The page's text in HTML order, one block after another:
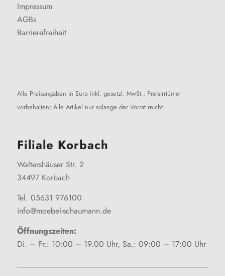
Impressum
AGBs
Barrierefreiheit
Alle Preisangaben in Euro inkl. gesetzl. MwSt.; Preisirrtümer
vorbehalten; Alle Artikel nur solange der Vorrat reicht.
Filiale Korbach
Waltershäuser Str. 2
34497 Korbach
Tel. 05631 976100
info@moebel-schaumann.de
Öffnungszeiten:
Di. – Fr.: 10:00 – 19.00 Uhr, Sa.: 09:00 – 17:00 Uhr